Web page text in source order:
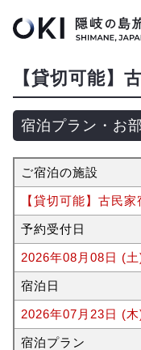
【貸切可能】
宿泊プラン・お
ご宿泊の施設
【貸切可能】古民
予約受付日
2026年08月08日 (土
宿泊日
2026年07月23日 (木
宿泊プラン